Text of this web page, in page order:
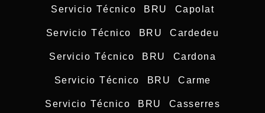
Servicio Técnico BRU Capolat
Servicio Técnico BRU Cardedeu
Servicio Técnico BRU Cardona
Servicio Técnico BRU Carme
Servicio Técnico BRU Casserres